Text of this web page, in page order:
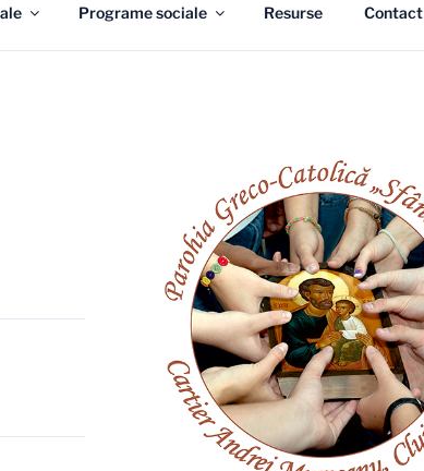
Programe sociale Resurse Contact